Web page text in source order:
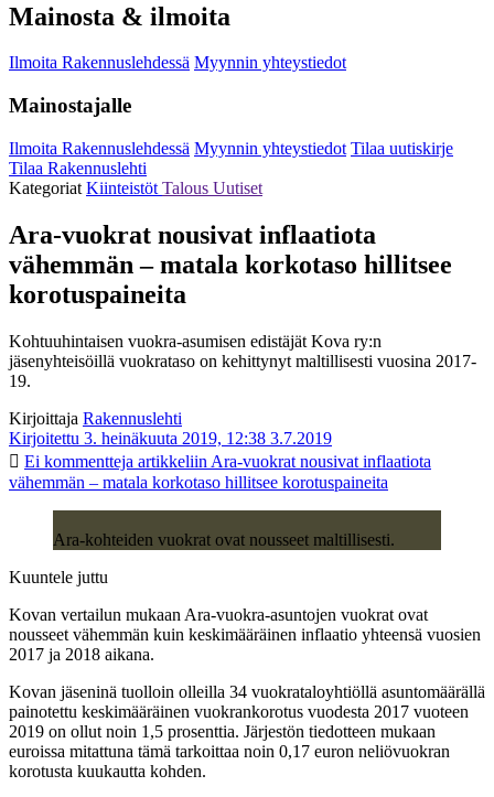
Mainosta & ilmoita
Ilmoita Rakennuslehdessä Myynnin yhteystiedot
Mainostajalle
Ilmoita Rakennuslehdessä Myynnin yhteystiedot Tilaa uutiskirje
Tilaa Rakennuslehti
Kategoriat Kiinteistöt Talous Uutiset
Ara-vuokrat nousivat inflaatiota
vähemmän – matala korkotaso hillitsee
korotuspaineita
Kohtuuhintaisen vuokra-asumisen edistäjät Kova ry:n
jäsenyhteisöillä vuokrataso on kehittynyt maltillisesti vuosina 2017-
19.
Kirjoittaja Rakennuslehti
Kirjoitettu 3. heinäkuuta 2019, 12:38 3.7.2019
Ei kommentteja artikkeliin Ara-vuokrat nousivat inflaatiota
vähemmän – matala korkotaso hillitsee korotuspaineita
Ara-kohteiden vuokrat ovat nousseet maltillisesti.
Kuuntele juttu
Kovan vertailun mukaan Ara-vuokra-asuntojen vuokrat ovat
nousseet vähemmän kuin keskimääräinen inflaatio yhteensä vuosien
2017 ja 2018 aikana.
Kovan jäseninä tuolloin olleilla 34 vuokrataloyhtiöllä asuntomäärällä
painotettu keskimääräinen vuokrankorotus vuodesta 2017 vuoteen
2019 on ollut noin 1,5 prosenttia. Järjestön tiedotteen mukaan
euroissa mitattuna tämä tarkoittaa noin 0,17 euron neliövuokran
korotusta kuukautta kohden.